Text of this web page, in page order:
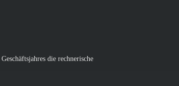
die rechnerische